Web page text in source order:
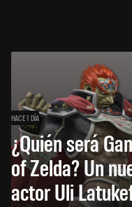
HACE 1 DÍA
¿Quién será
of Zelda? Un
actor Uli